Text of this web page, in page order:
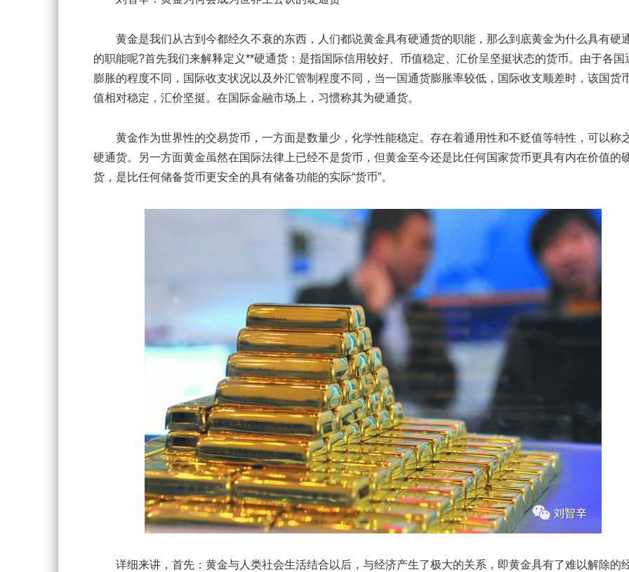
黄金是我们从古到今都经久不衰的东西，人们都说黄金具有硬通货的职能，那么到底黄金为什么具有硬
的职能呢?首先我们来解释定义**硬通货：是指国际信用较好、币值稳定、汇价呈坚挺状态的货币。由于各国
膨胀的程度不同，国际收支状况以及外汇管制程度不同，当一国通货膨胀率较低，国际收支顺差时，该国货
值相对稳定，汇价坚挺。在国际金融市场上，习惯称其为硬通货。
黄金作为世界性的交易货币，一方面是数量少，化学性能稳定。存在着通用性和不贬值等特性，可以称
硬通货。另一方面黄金虽然在国际法律上已经不是货币，但黄金至今还是比任何国家货币更具有内在价值的
货，是比任何储备货币更安全的具有储备功能的实际“货币”。
详细来讲，首先：黄金与人类社会生活结合以后，与经济产生了极大的关系，即黄金具有了难以解除的